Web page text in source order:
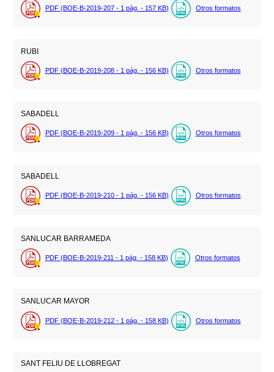
PDF (BOE-B-2019-207 - 1 pág. - 157 KB) Otros formatos
RUBI
PDF (BOE-B-2019-208 - 1 pág. - 156 KB) Otros formatos
SABADELL
PDF (BOE-B-2019-209 - 1 pág. - 156 KB) Otros formatos
SABADELL
PDF (BOE-B-2019-210 - 1 pág. - 156 KB) Otros formatos
SANLUCAR BARRAMEDA
PDF (BOE-B-2019-211 - 1 pág. - 158 KB) Otros formatos
SANLUCAR MAYOR
PDF (BOE-B-2019-212 - 1 pág. - 158 KB) Otros formatos
SANT FELIU DE LLOBREGAT